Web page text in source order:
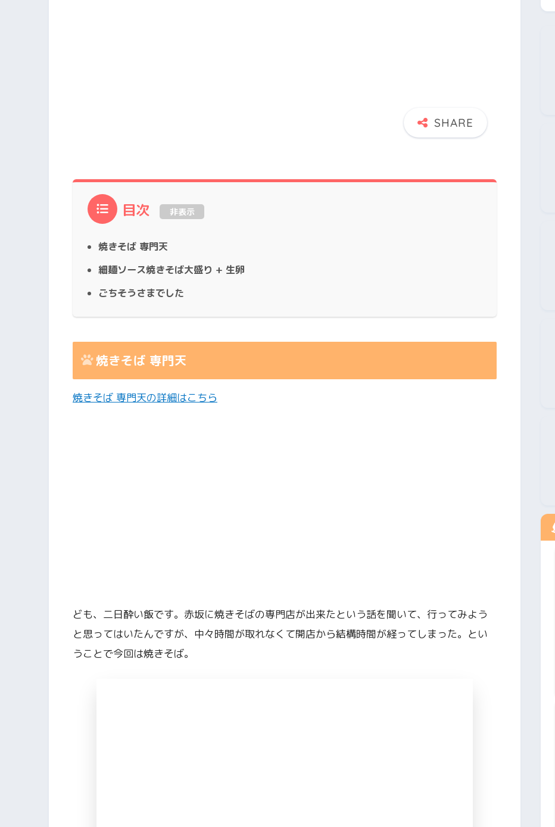
目次 非表示
焼きそば 専門天
細麺ソース焼きそば大盛り + 生卵
ごちそうさまでした
焼きそば 専門天
焼きそば 専門天の詳細はこちら
ども、二日酔い飯です。赤坂に焼きそばの専門店が出来たという話を聞いて、行ってみよう
と思ってはいたんですが、中々時間が取れなくて開店から結構時間が経ってしまった。とい
うことで今回は焼きそば。